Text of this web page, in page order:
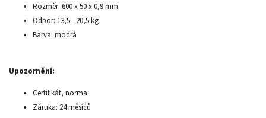
Rozměr: 600 x 50 x 0,9 mm
Odpor: 13,5 - 20,5 kg
Barva: modrá
Upozornění:
Certifikát, norma:
Záruka: 24 měsíců